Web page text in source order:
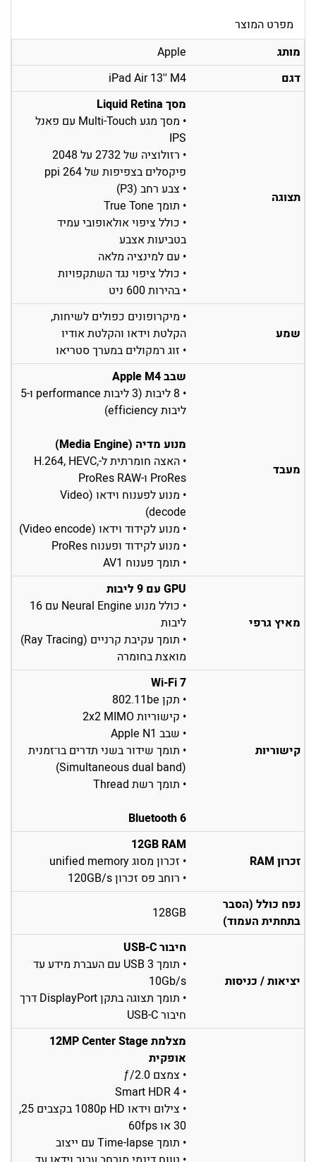
מפרט המוצר
מותג
Apple
דגם
iPad Air 13'' M4
תצוגה
מסך Liquid Retina
• מסך מגע Multi-Touch עם פאנל
IPS
• רזולוציה של 2732 על 2048
פיקסלים בצפיפות של 264 ppi
• צבע רחב (P3)
• תומך True Tone
• כולל ציפוי אולאופובי עמיד
בטביעות אצבע
• עם למינציה מלאה
• כולל ציפוי נגד השתקפויות
• בהירות 600 ניט
שמע
• מיקרופונים כפולים לשיחות,
הקלטת וידאו והקלטת אודיו
• זוג רמקולים במערך סטריאו
מעבד
שבב Apple M4
• 8 ליבות (3 ליבות performance ו-5
ליבות efficiency)
מנוע מדיה (Media Engine)
• האצה חומרתית ל-H.264, HEVC,
ProRes ו-ProRes RAW
• מנוע לפענוח וידאו (Video
decode)
• מנוע לקידוד וידאו (Video encode)
• מנוע לקידוד ופענוח ProRes
• תומך פענוח AV1
מאיץ גרפי
GPU עם 9 ליבות
• כולל מנוע Neural Engine עם 16
ליבות
• תומך עקיבת קרניים (Ray Tracing)
מואצת בחומרה
קישוריות
Wi-Fi 7
• תקן 802.11be
• קישוריות 2x2 MIMO
• שבב Apple N1
• תומך שידור בשני תדרים בו־זמנית
(Simultaneous dual band)
• תומך רשת Thread
Bluetooth 6
זכרון RAM
12GB RAM
• זכרון מסוג unified memory
• רוחב פס זכרון 120GB/s
נפח כולל (הסבר
בתחתית העמוד)
128GB
יציאות / כניסות
חיבור USB-C
• תומך USB 3 עם העברת מידע עד
10Gb/s
• תומך תצוגה בתקן DisplayPort דרך
חיבור USB-C
מצלמת 12MP Center Stage
אופקית
• צמצם ƒ/2.0
• Smart HDR 4
• צילום וידאו 1080p HD בקצבים 25‏,
30 או 60fps
• תומך Time-lapse עם ייצוב